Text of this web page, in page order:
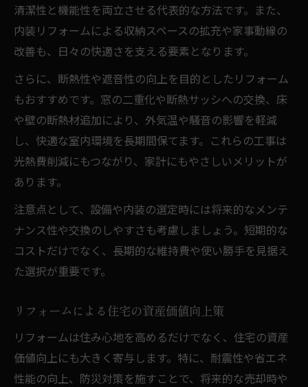
清潔性と機能性を両立させる代表的な方法です。また、
内装リフォームによる収納スペースの拡充や家事動線の
改善も、日々の快適さを支える要素となります。
さらに、断熱性や遮音性の向上を目的としたリフォーム
もおすすめです。窓の二重化や断熱サッシへの交換、床
や壁の断熱材追加により、外気温や騒音の影響を軽減
し、快適な室内環境を長期間保てます。これらの工事は
光熱費削減にもつながり、家計にもやさしいメリットが
あります。
注意点として、設備や内装の選定時には将来的なメンテ
ナンス性や交換のしやすさも考慮しましょう。短期的な
コストだけでなく、長期的な維持費や使い勝手を見据え
た選択が重要です。
リフォームによる住宅の資産価値向上策
リフォームは住み心地を高めるだけでなく、住宅の資産
価値向上にも大きく寄与します。特に、耐震性や省エネ
性能の向上、防災対策を施すことで、将来的な売却時や